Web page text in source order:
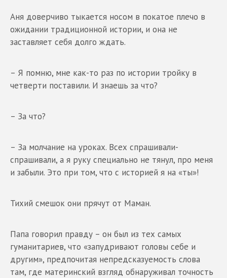
Аня доверчиво тыкается носом в покатое плечо в
ожидании традиционной истории, и она не
заставляет себя долго ждать.
– Я помню, мне как-то раз по истории тройку в
четверти поставили. И знаешь за что?
– За что?
– За молчание на уроках. Всех спрашивали-
спрашивали, а я руку специально не тянул, про меня
и забыли. Это при том, что с историей я на «ты»!
Тихий смешок они прячут от Маман.
Папа говорил правду – он был из тех самых
гуманитариев, что «запудривают головы себе и
другим», предпочитая непредсказуемость слова
там, где материнский взгляд обнаруживал точность